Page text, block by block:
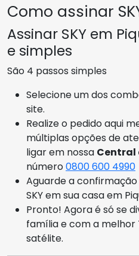
Como assinar
Assinar SKY em
e simples
São 4 passos simples
Selecione um dos
site.
Realize o pedido aqui
múltiplas opções de
ligar em nossa Central
número0800 600 4990
Aguarde a
SKY em sua casa em
Pronto! Agora é só se
família e com a melhor
satélite.